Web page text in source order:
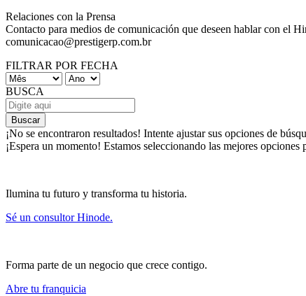
Relaciones con la Prensa
Contacto para medios de comunicación que deseen hablar con el
comunicacao@prestigerp.com.br
FILTRAR POR FECHA
BUSCA
Buscar
¡No se encontraron resultados! Intente ajustar sus opciones de
¡Espera un momento! Estamos seleccionando las mejores opciones
Ilumina tu futuro y transforma tu historia.
Sé un consultor Hinode.
Forma parte de un negocio que crece contigo.
Abre tu franquicia